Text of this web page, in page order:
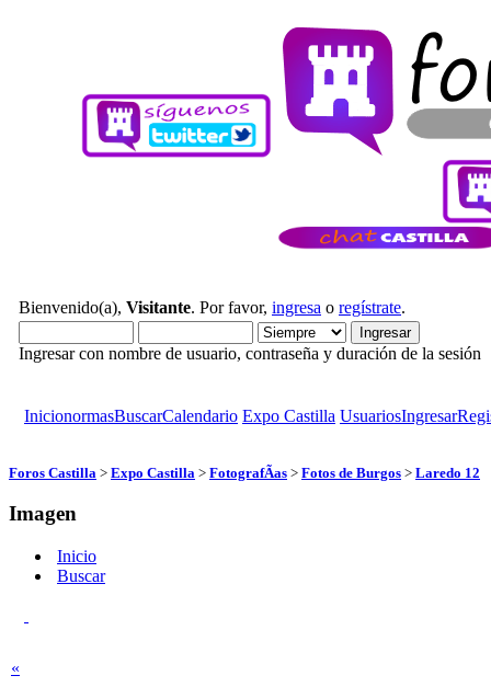
Bienvenido(a), Visitante. Por favor, ingresa o regístrate.
Ingresar con nombre de usuario, contraseña y duración de la sesión
InicionormasBuscarCalendario Expo Castilla UsuariosIngresar
Foros Castilla > Expo Castilla > FotografÃ­as > Fotos de Burgos > Laredo 12
Imagen
Inicio
Buscar
«